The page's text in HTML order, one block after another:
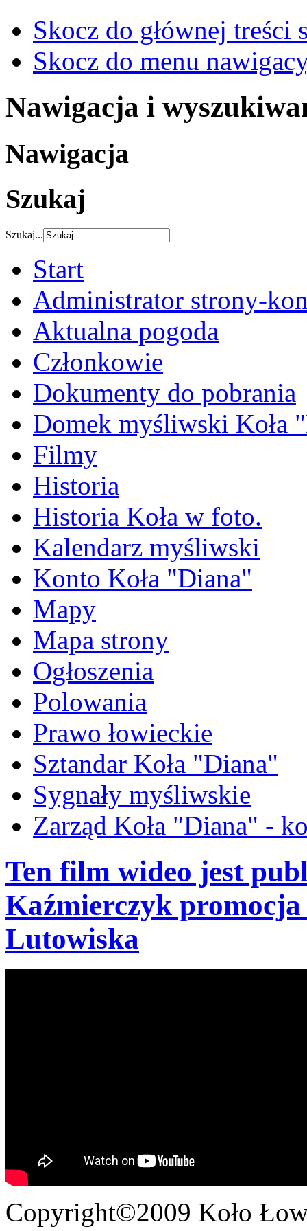
Skocz do głównej treści
Skocz do menu
Nawigacja i
Nawigacja
Szukaj
Szukaj...
Start
Administrator strony-
Aktualna pogoda
Członkowie
Dokumenty do pobrania
Domek myśliwski Koła
Filmy
Historia
Historia Koła w foto.
Kalendarz myśliwski
Konto Koła "Diana"
Mapy
Mapa strony
Ogłoszenia
Polowania
Prawo łowieckie
Sztandar Koła "Diana"
Sygnały myśliwskie
Zarząd Koła "Diana" -
Ten film wideo jest
Kaźmierczyk
Lutowiska
Copyright©2009 Koło